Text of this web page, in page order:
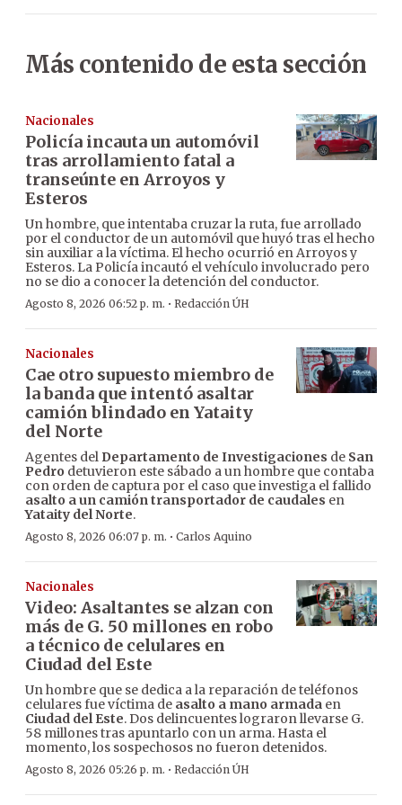
Más contenido de esta sección
Nacionales
Policía incauta un automóvil
tras arrollamiento fatal a
transeúnte en Arroyos y
Esteros
Un hombre, que intentaba cruzar la ruta, fue arrollado
por el conductor de un automóvil que huyó tras el hecho
sin auxiliar a la víctima. El hecho ocurrió en Arroyos y
Esteros. La Policía incautó el vehículo involucrado pero
no se dio a conocer la detención del conductor.
Agosto 8, 2026 06:52 p. m. · Redacción ÚH
Nacionales
Cae otro supuesto miembro de
la banda que intentó asaltar
camión blindado en Yataity
del Norte
Agentes del Departamento de Investigaciones de San
Pedro detuvieron este sábado a un hombre que contaba
con orden de captura por el caso que investiga el fallido
asalto a un camión transportador de caudales en
Yataity del Norte.
Agosto 8, 2026 06:07 p. m. · Carlos Aquino
Nacionales
Video: Asaltantes se alzan con
más de G. 50 millones en robo
a técnico de celulares en
Ciudad del Este
Un hombre que se dedica a la reparación de teléfonos
celulares fue víctima de asalto a mano armada en
Ciudad del Este. Dos delincuentes lograron llevarse G.
58 millones tras apuntarlo con un arma. Hasta el
momento, los sospechosos no fueron detenidos.
Agosto 8, 2026 05:26 p. m. · Redacción ÚH